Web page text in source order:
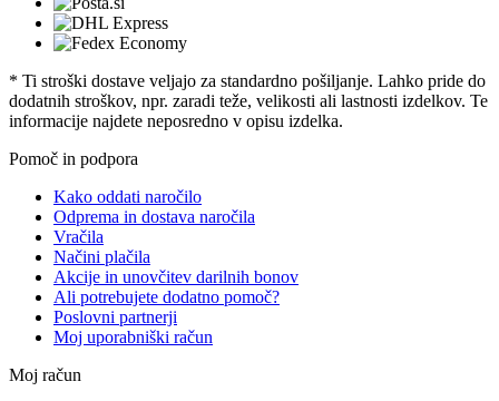
* Ti stroški dostave veljajo za standardno pošiljanje. Lahko pride do
dodatnih stroškov, npr. zaradi teže, velikosti ali lastnosti izdelkov. Te
informacije najdete neposredno v opisu izdelka.
Pomoč in podpora
Kako oddati naročilo
Odprema in dostava naročila
Vračila
Načini plačila
Akcije in unovčitev darilnih bonov
Ali potrebujete dodatno pomoč?
Poslovni partnerji
Moj uporabniški račun
Moj račun